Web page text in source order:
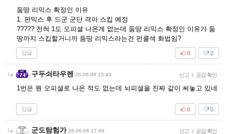
둠땅 리믹스 확정인 이유
1. 판믹스 후 드군 군단 격아 스킵 예정
????? 전혀 1도 오피셜 나온게 없는데 둠땅 리믹스 확정인 이유가 둠
땅까지 스킵할거니까 둠땅 리믹스라는건 펀쿨섹 화법임?
답글 0
0
구두쇠타우렌 26-06-06 15:43 신고 | 공감 확인
1번은 뭔 오피셜로 나온 적도 없는데 뇌피셜을 진짜 같이 써놓고 있네
답글 0
0
군도탐험가 26-06-06 17:49 신고 | 공감 확인